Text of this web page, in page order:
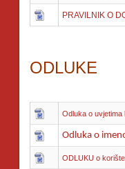
PRAVILNIK O
ODLUKE
Odluka o uvjetima
Odluka o
ODLUKU o